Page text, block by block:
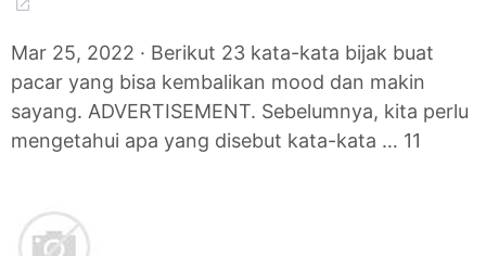
Mar 25, 2022 · Berikut 23 kata-kata bijak buat
pacar yang bisa kembalikan mood dan makin
sayang. ADVERTISEMENT. Sebelumnya, kita perlu
mengetahui apa yang disebut kata-kata … 11